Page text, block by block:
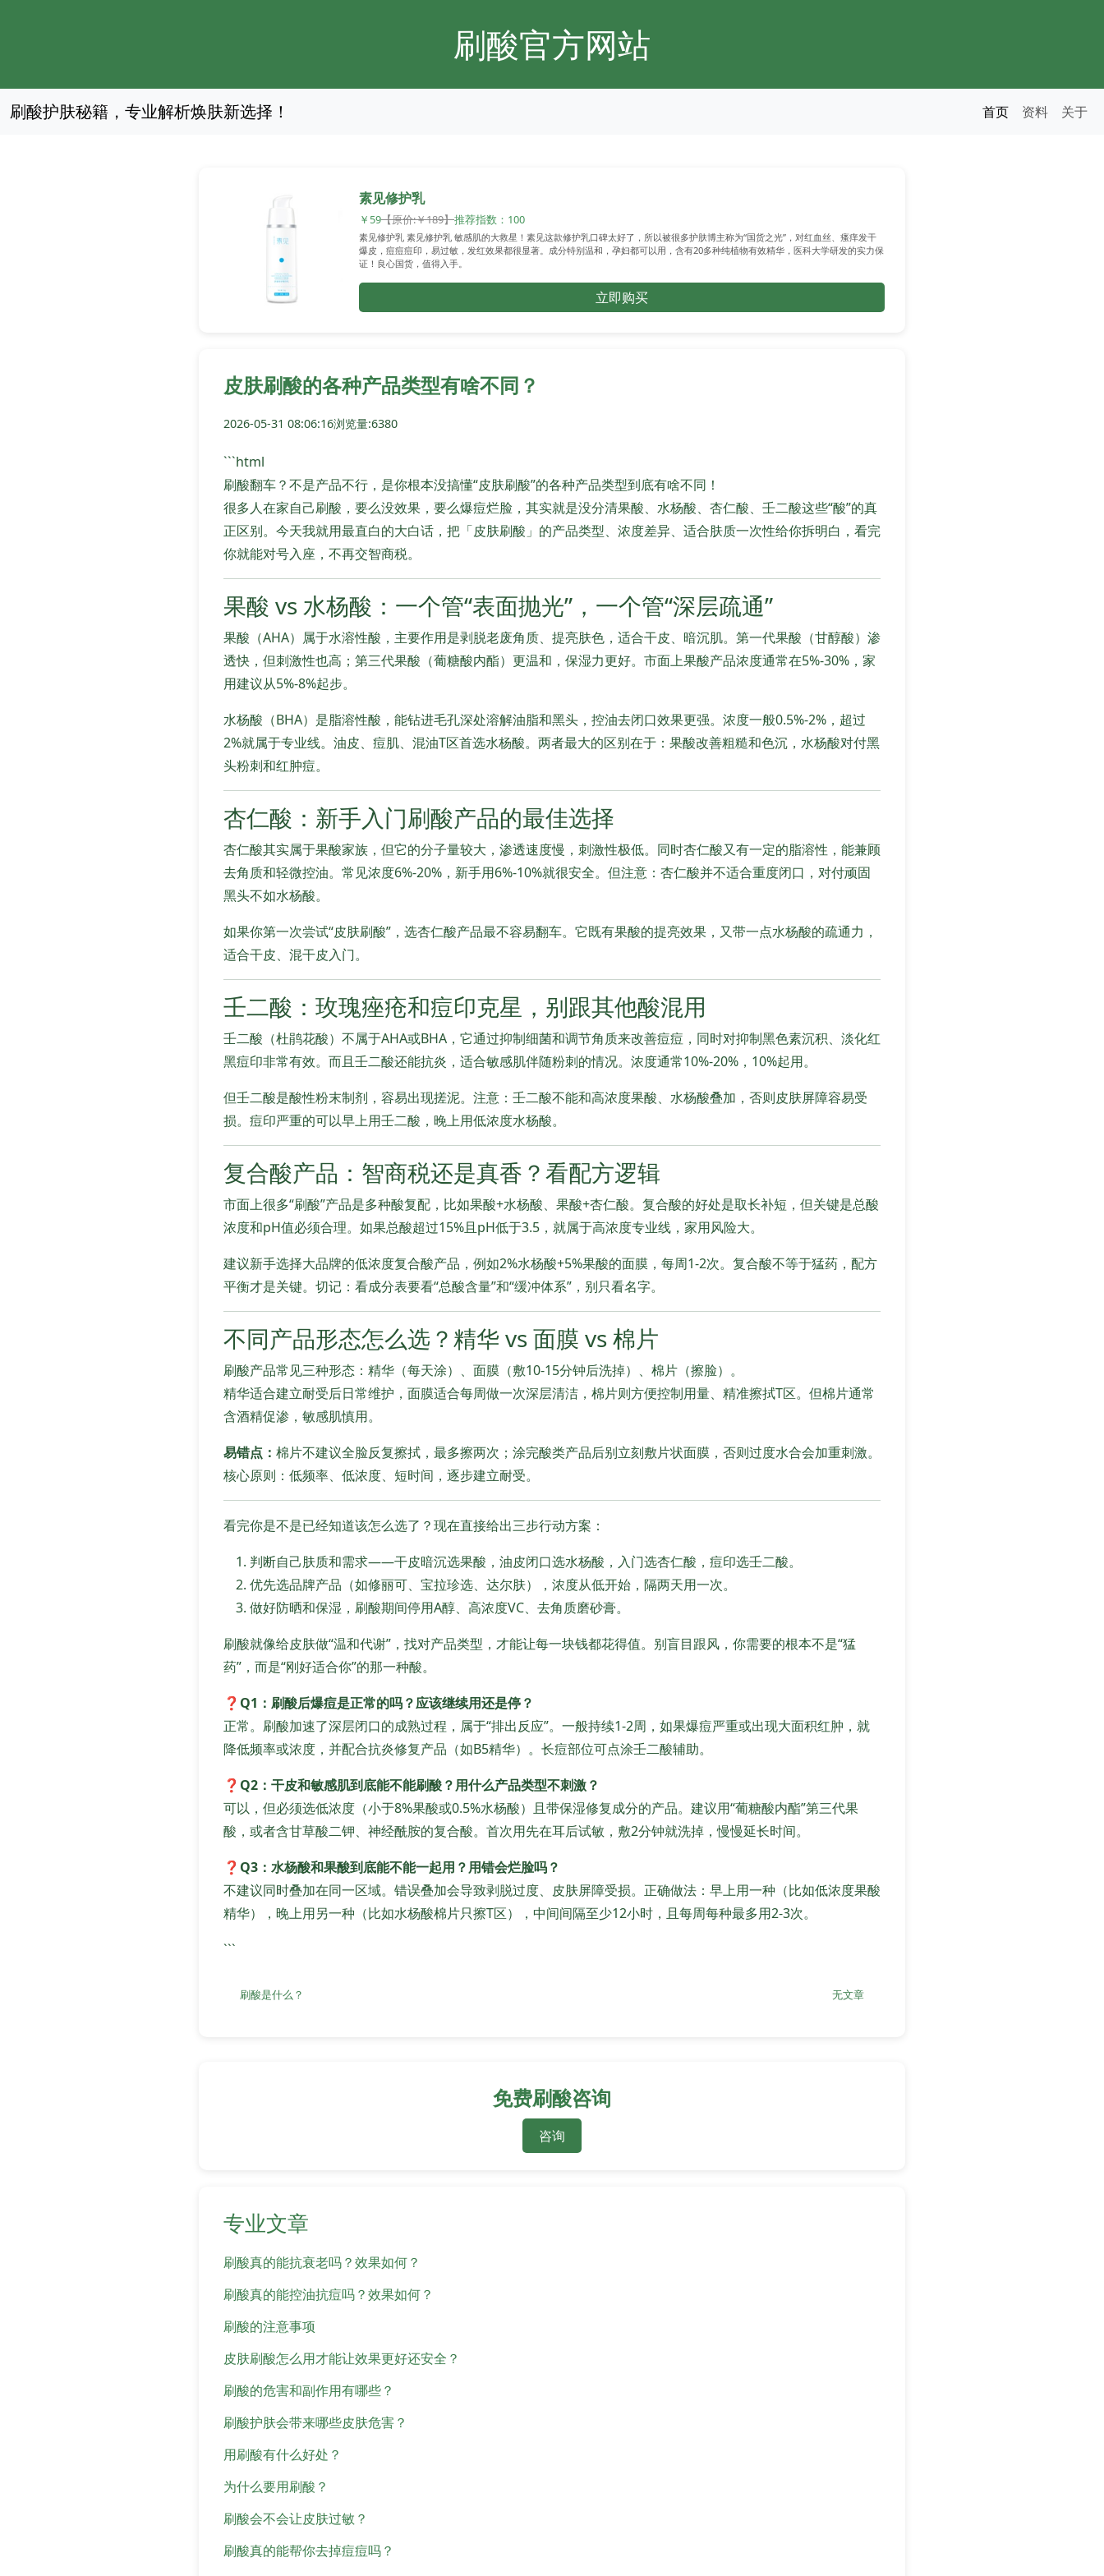
刷酸官方网站
刷酸护肤秘籍，专业解析焕肤新选择！ 首页 资料 关于
素见修护乳
￥59【原价:￥189】推荐指数：100
素见修护乳 素见修护乳 敏感肌的大救星！素见这款修护乳口碑太好了，所以被很多护肤博主称为“国货之光”，对红血丝、瘙痒发干
爆皮，痘痘痘印，易过敏，发红效果都很显著。成分特别温和，孕妇都可以用，含有20多种纯植物有效精华，医科大学研发的实力保
证！良心国货，值得入手。
立即购买
皮肤刷酸的各种产品类型有啥不同？
2026-05-31 08:06:16浏览量:6380
```html
刷酸翻车？不是产品不行，是你根本没搞懂“皮肤刷酸”的各种产品类型到底有啥不同！
很多人在家自己刷酸，要么没效果，要么爆痘烂脸，其实就是没分清果酸、水杨酸、杏仁酸、壬二酸这些“酸”的真
正区别。今天我就用最直白的大白话，把「皮肤刷酸」的产品类型、浓度差异、适合肤质一次性给你拆明白，看完
你就能对号入座，不再交智商税。
果酸 vs 水杨酸：一个管“表面抛光”，一个管“深层疏通”
果酸（AHA）属于水溶性酸，主要作用是剥脱老废角质、提亮肤色，适合干皮、暗沉肌。第一代果酸（甘醇酸）渗
透快，但刺激性也高；第三代果酸（葡糖酸内酯）更温和，保湿力更好。市面上果酸产品浓度通常在5%-30%，家
用建议从5%-8%起步。
水杨酸（BHA）是脂溶性酸，能钻进毛孔深处溶解油脂和黑头，控油去闭口效果更强。浓度一般0.5%-2%，超过
2%就属于专业线。油皮、痘肌、混油T区首选水杨酸。两者最大的区别在于：果酸改善粗糙和色沉，水杨酸对付黑
头粉刺和红肿痘。
杏仁酸：新手入门刷酸产品的最佳选择
杏仁酸其实属于果酸家族，但它的分子量较大，渗透速度慢，刺激性极低。同时杏仁酸又有一定的脂溶性，能兼顾
去角质和轻微控油。常见浓度6%-20%，新手用6%-10%就很安全。但注意：杏仁酸并不适合重度闭口，对付顽固
黑头不如水杨酸。
如果你第一次尝试“皮肤刷酸”，选杏仁酸产品最不容易翻车。它既有果酸的提亮效果，又带一点水杨酸的疏通力，
适合干皮、混干皮入门。
壬二酸：玫瑰痤疮和痘印克星，别跟其他酸混用
壬二酸（杜鹃花酸）不属于AHA或BHA，它通过抑制细菌和调节角质来改善痘痘，同时对抑制黑色素沉积、淡化红
黑痘印非常有效。而且壬二酸还能抗炎，适合敏感肌伴随粉刺的情况。浓度通常10%-20%，10%起用。
但壬二酸是酸性粉末制剂，容易出现搓泥。注意：壬二酸不能和高浓度果酸、水杨酸叠加，否则皮肤屏障容易受
损。痘印严重的可以早上用壬二酸，晚上用低浓度水杨酸。
复合酸产品：智商税还是真香？看配方逻辑
市面上很多“刷酸”产品是多种酸复配，比如果酸+水杨酸、果酸+杏仁酸。复合酸的好处是取长补短，但关键是总酸
浓度和pH值必须合理。如果总酸超过15%且pH低于3.5，就属于高浓度专业线，家用风险大。
建议新手选择大品牌的低浓度复合酸产品，例如2%水杨酸+5%果酸的面膜，每周1-2次。复合酸不等于猛药，配方
平衡才是关键。切记：看成分表要看“总酸含量”和“缓冲体系”，别只看名字。
不同产品形态怎么选？精华 vs 面膜 vs 棉片
刷酸产品常见三种形态：精华（每天涂）、面膜（敷10-15分钟后洗掉）、棉片（擦脸）。
精华适合建立耐受后日常维护，面膜适合每周做一次深层清洁，棉片则方便控制用量、精准擦拭T区。但棉片通常
含酒精促渗，敏感肌慎用。
易错点： 棉片不建议全脸反复擦拭，最多擦两次；涂完酸类产品后别立刻敷片状面膜，否则过度水合会加重刺激。
核心原则：低频率、低浓度、短时间，逐步建立耐受。
看完你是不是已经知道该怎么选了？现在直接给出三步行动方案：
判断自己肤质和需求——干皮暗沉选果酸，油皮闭口选水杨酸，入门选杏仁酸，痘印选壬二酸。
优先选品牌产品（如修丽可、宝拉珍选、达尔肤），浓度从低开始，隔两天用一次。
做好防晒和保湿，刷酸期间停用A醇、高浓度VC、去角质磨砂膏。
刷酸就像给皮肤做“温和代谢”，找对产品类型，才能让每一块钱都花得值。别盲目跟风，你需要的根本不是“猛
药”，而是“刚好适合你”的那一种酸。
❓ Q1：刷酸后爆痘是正常的吗？应该继续用还是停？
正常。刷酸加速了深层闭口的成熟过程，属于“排出反应”。一般持续1-2周，如果爆痘严重或出现大面积红肿，就
降低频率或浓度，并配合抗炎修复产品（如B5精华）。长痘部位可点涂壬二酸辅助。
❓ Q2：干皮和敏感肌到底能不能刷酸？用什么产品类型不刺激？
可以，但必须选低浓度（小于8%果酸或0.5%水杨酸）且带保湿修复成分的产品。建议用“葡糖酸内酯”第三代果
酸，或者含甘草酸二钾、神经酰胺的复合酸。首次用先在耳后试敏，敷2分钟就洗掉，慢慢延长时间。
❓ Q3：水杨酸和果酸到底能不能一起用？用错会烂脸吗？
不建议同时叠加在同一区域。错误叠加会导致剥脱过度、皮肤屏障受损。正确做法：早上用一种（比如低浓度果酸
精华），晚上用另一种（比如水杨酸棉片只擦T区），中间间隔至少12小时，且每周每种最多用2-3次。
```
刷酸是什么？ 无文章
免费刷酸咨询
咨询
专业文章
刷酸真的能抗衰老吗？效果如何？
刷酸真的能控油抗痘吗？效果如何？
刷酸的注意事项
皮肤刷酸怎么用才能让效果更好还安全？
刷酸的危害和副作用有哪些？
刷酸护肤会带来哪些皮肤危害？
用刷酸有什么好处？
为什么要用刷酸？
刷酸会不会让皮肤过敏？
刷酸真的能帮你去掉痘痘吗？